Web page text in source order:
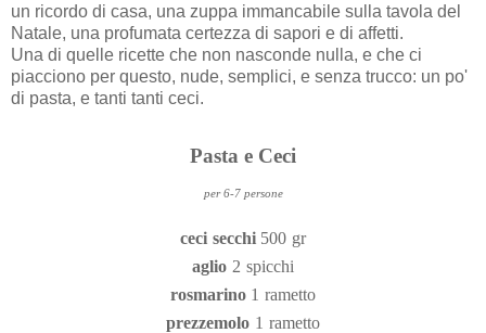
un ricordo di casa, una zuppa immancabile sulla tavola del
Natale, una profumata certezza di sapori e di affetti.
Una di quelle ricette che non nasconde nulla, e che ci
piacciono per questo, nude, semplici, e senza trucco: un po'
di pasta, e tanti tanti ceci.
Pasta e Ceci
per 6-7 persone
ceci secchi500 gr
aglio 2 spicchi
rosmarino1 rametto
prezzemolo 1 rametto